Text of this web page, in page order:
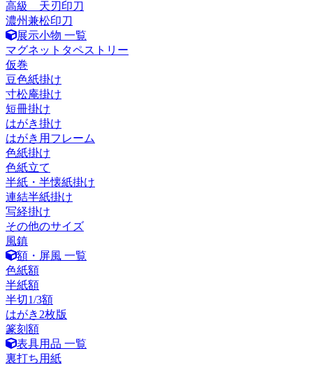
高級 天刃印刀
濃州兼松印刀
展示小物 一覧
マグネットタペストリー
仮巻
豆色紙掛け
寸松庵掛け
短冊掛け
はがき掛け
はがき用フレーム
色紙掛け
色紙立て
半紙・半懐紙掛け
連結半紙掛け
写経掛け
その他のサイズ
風鎮
額・屏風 一覧
色紙額
半紙額
半切1/3額
はがき2枚版
篆刻額
表具用品 一覧
裏打ち用紙